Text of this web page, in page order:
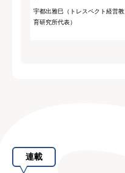
宇都出雅巳（トレスペクト経営教
育研究所代表）
連載